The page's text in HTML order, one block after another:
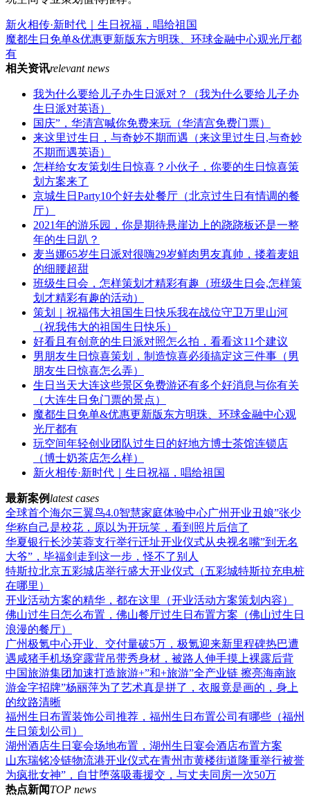
新火相传·新时代｜生日祝福，唱给祖国
魔都生日免单&优惠更新版东方明珠、环球金融中心观光厅都
有
相关资讯relevant news
我为什么要给儿子办生日派对？（我为什么要给儿子办
生日派对英语）
国庆”，华清宫喊你免费来玩（华清宫免费门票）
来这里过生日，与奇妙不期而遇（来这里过生日,与奇妙
不期而遇英语）
怎样给女友策划生日惊喜？小伙子，你要的生日惊喜策
划方案来了
京城生日Party10个好去处餐厅（北京过生日有情调的餐
厅）
2021年的游乐园，你是期待悬崖边上的跷跷板还是一整
年的生日趴？
麦当娜65岁生日派对很嗨29岁鲜肉男友真帅，搂着麦姐
的细腰超甜
班级生日会，怎样策划才精彩有趣（班级生日会,怎样策
划才精彩有趣的活动）
策划｜祝福伟大祖国生日快乐我在战位守卫万里山河
（祝我伟大的祖国生日快乐）
好看且有创意的生日派对照怎么拍，看看这11个建议
男朋友生日惊喜策划，制造惊喜必须搞定这三件事（男
朋友生日惊喜怎么弄）
生日当天大连这些景区免费游还有多个好消息与你有关
（大连生日免门票的景点）
魔都生日免单&优惠更新版东方明珠、环球金融中心观
光厅都有
玩空间年轻创业团队过生日的好地方博士茶馆连锁店
（博士奶茶店怎么样）
新火相传·新时代｜生日祝福，唱给祖国
最新案例 latest cases
全球首个海尔三翼鸟4.0智慧家庭体验中心广州开业丑娘”张少
华称自己是校花，原以为开玩笑，看到照片后信了
华夏银行长沙芙蓉支行举行迁址开业仪式从央视名嘴”到无名
大爷”，毕福剑走到这一步，怪不了别人
特斯拉北京五彩城店举行盛大开业仪式（五彩城特斯拉充电桩
在哪里）
开业活动方案的精华，都在这里（开业活动方案策划内容）
佛山过生日怎么布置，佛山餐厅过生日布置方案（佛山过生日
浪漫的餐厅）
广州极氪中心开业、交付量破5万，极氪迎来新里程碑热巴遭
遇咸猪手机场穿露背吊带秀身材，被路人伸手摸上裸露后背
中国旅游集团加速打造旅游+”和+旅游”全产业链 擦亮海南旅
游金字招牌”杨丽萍为了艺术真是拼了，衣服竟是画的，身上
的纹路清晰
福州生日布置装饰公司推荐，福州生日布置公司有哪些（福州
生日策划公司）
湖州酒店生日宴会场地布置，湖州生日宴会酒店布置方案
山东瑞铭冷链物流港开业仪式在青州市黄楼街道隆重举行被誉
为疯批女神”，自甘堕落吸毒援交，与丈夫同房一次50万
热点新闻TOP news